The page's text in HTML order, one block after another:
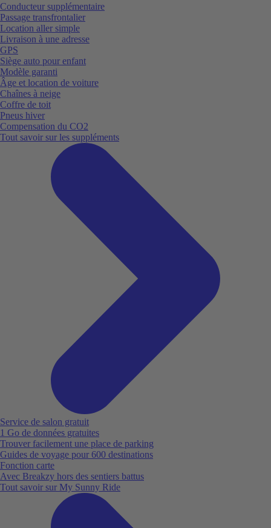
Conducteur supplémentaire
Passage transfrontalier
Location aller simple
Livraison à une adresse
GPS
Siège auto pour enfant
Modèle garanti
Âge et location de voiture
Chaînes à neige
Coffre de toit
Pneus hiver
Compensation du CO2
Tout savoir sur les suppléments
Service de salon gratuit
1 Go de données gratuites
Trouver facilement une place de parking
Guides de voyage pour 600 destinations
Fonction carte
Avec Breakzy hors des sentiers battus
Tout savoir sur My Sunny Ride